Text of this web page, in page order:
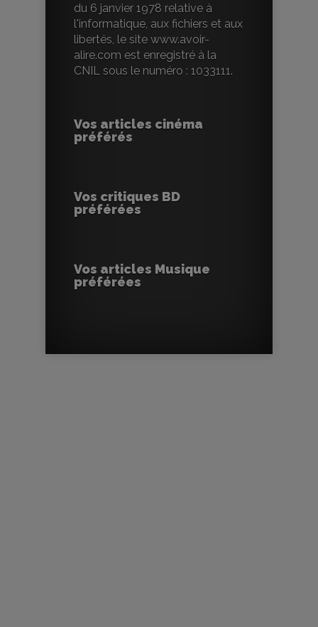
du 6 janvier 1978 relative à
l'informatique, aux fichiers et aux
libertés, le site www.avoir-
alire.com est enregistré à la
CNIL sous le numéro : 1033111.
Vos articles cinéma
préférés
Vos critiques BD
préférées
Vos articles Musique
préférées